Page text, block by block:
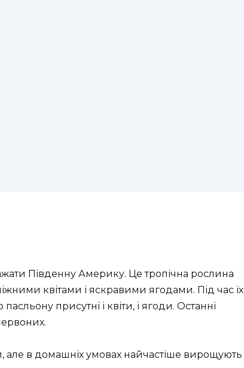
Південну Америку. Це тропічна рослина
квітами і яскравими ягодами. Під час їх
присутні і квіти, і ягоди. Останні
але в домашніх умовах найчастіше вирощують